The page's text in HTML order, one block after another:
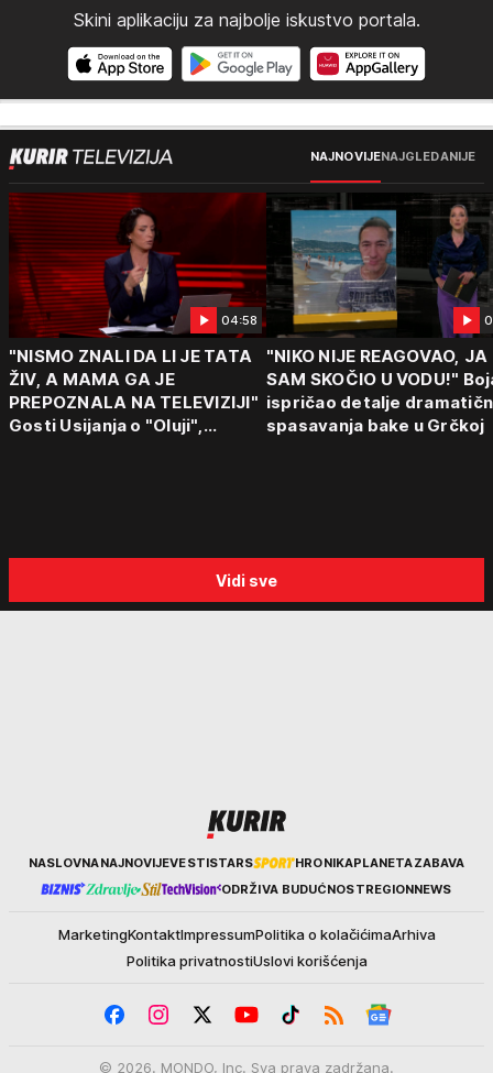
Skini aplikaciju za najbolje iskustvo portala.
NAJNOVIJENAJGLEDANIJE
04:58
"NISMO ZNALI DA LI JE TATA
ŽIV, A MAMA GA JE
PREPOZNALA NA TELEVIZIJI"
Gosti Usijanja o "Oluji",
"NIKO NIJE REAGOVAO, JA
SAM SKOČIO U VODU!"
ispričao detalje
spasavanja bake u Grčkoj
Vidi sve
KurirNASLOVNANAJNOVIJEVESTISTARS HRONIKAPLANETAZABAVA
ODRŽIVA BUDUĆNOSTREGIONNEWS
MarketingKontaktImpressumPolitika o kolačićimaArhiva
Politika privatnostiUslovi korišćenja
© 2026. MONDO, Inc. Sva prava zadržana.